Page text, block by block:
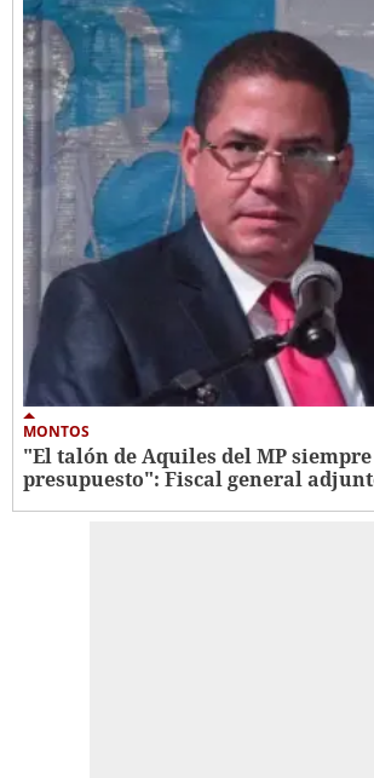
MONTOS
"El talón de Aquiles del MP
presupuesto": Fiscal general